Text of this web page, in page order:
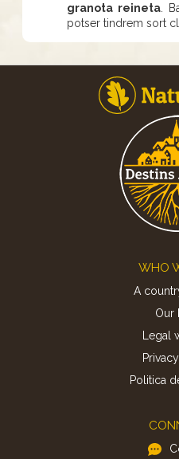
granota reineta.
potser tindrem sort
WHO
A
Our
Legal
Politica